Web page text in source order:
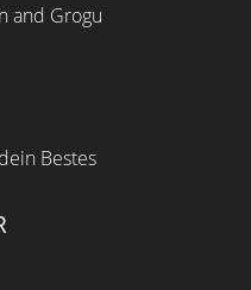
and Grogu
Bestes